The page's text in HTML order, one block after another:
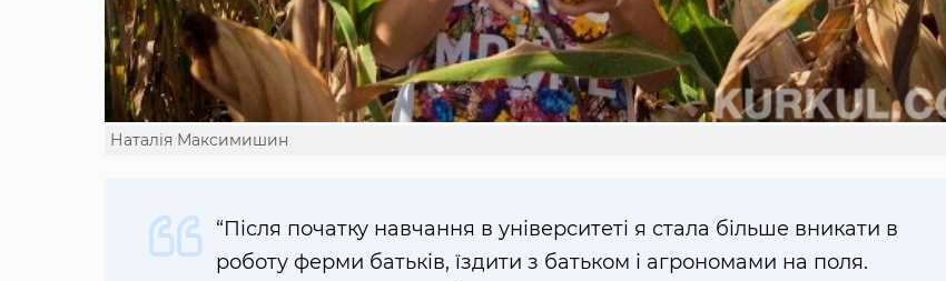
Наталія Максимишин
“Після початку навчання в університеті я стала більше вникати в
роботу ферми батьків, їздити з батьком і агрономами на поля.